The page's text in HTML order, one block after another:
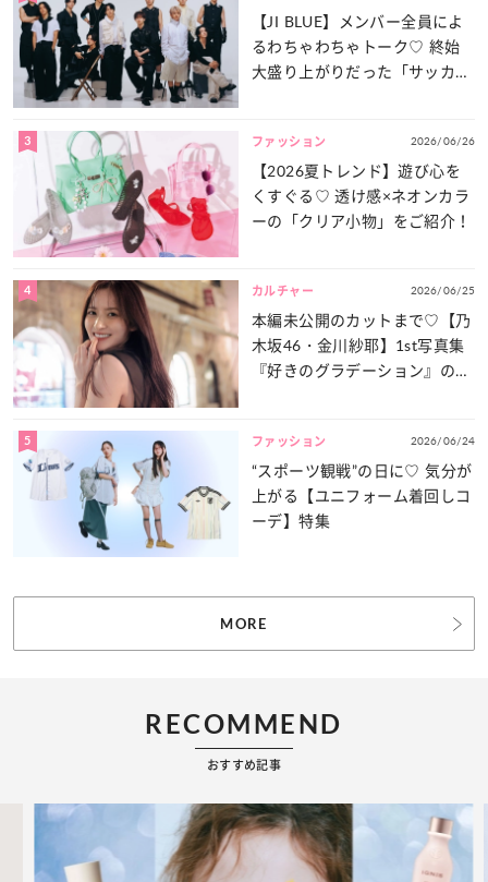
【JI BLUE】メンバー全員によ
るわちゃわちゃトーク♡ 終始
大盛り上がりだった「サッカー
3 ファッション 2026/06/26
【2026夏トレンド】遊び心を
くすぐる♡ 透け感×ネオンカラ
ーの「クリア小物」をご紹介！
4 カルチャー 2026/06/25
本編未公開のカットまで♡【乃
木坂46・金川紗耶】1st写真集
『好きのグラデーション』の魅
5 ファッション 2026/06/24
“スポーツ観戦”の日に♡ 気分が
上がる【ユニフォーム着回しコ
ーデ】特集
MORE
RECOMMEND
おすすめ記事